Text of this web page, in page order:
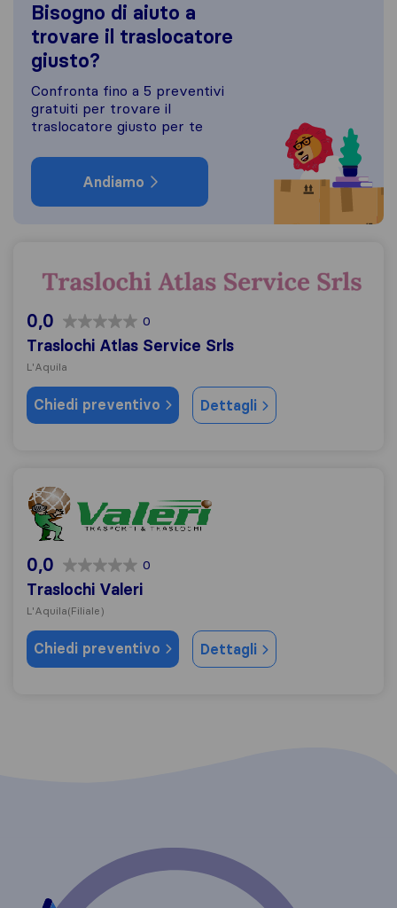
Bisogno di aiuto a
trovare il traslocatore
giusto?
Confronta fino a 5 preventivi
gratuiti per trovare il
traslocatore giusto per te
Andiamo
Traslochi Atlas Service Srls
0,0 0
Traslochi Atlas Service Srls
L'Aquila
Chiedi preventivo Dettagli
Traslochi Valeri
0,0 0
Traslochi Valeri
L'Aquila(Filiale)
Chiedi preventivo Dettagli